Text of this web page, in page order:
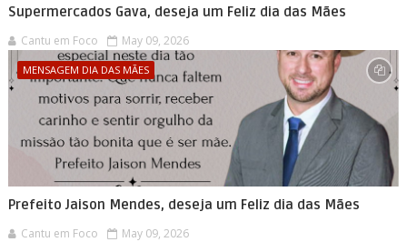
Supermercados Gava, deseja um Feliz dia das Mães
Cantu em Foco May 09, 2026
MENSAGEM DIA DAS MÃES
Prefeito Jaison Mendes, deseja um Feliz dia das Mães
Cantu em Foco May 09, 2026